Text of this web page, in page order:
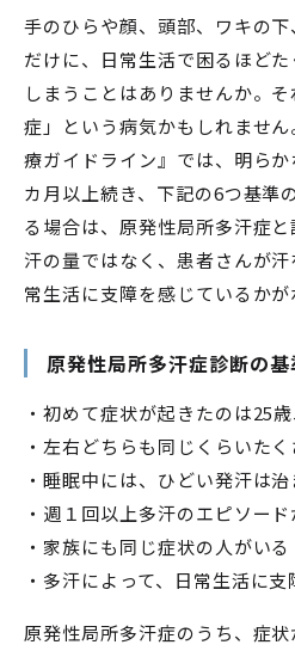
手のひらや顔、頭部、ワキの
だけに、日常生活で困るほど
しまうことはありませんか。
症」という病気かもしれませ
療ガイドライン』では、明ら
カ月以上続き、下記の6つ基準
る場合は、原発性局所多汗症と
汗の量ではなく、患者さんが
常生活に支障を感じているかが
原発性局所多汗症診断の基
・初めて症状が起きたのは25
・左右どちらも同じくらいた
・睡眠中には、ひどい発汗は治
・週１回以上多汗のエピソード
・家族にも同じ症状の人がいる
・多汗によって、日常生活に
原発性局所多汗症のうち、症